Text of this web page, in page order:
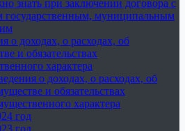
знать при заключении договора с
муниципальным
о доходах, о расходах, об
и обязательствах
характера
о доходах, о расходах, об
и обязательствах
характера
год
год